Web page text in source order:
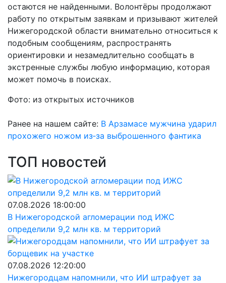
остаются не найденными. Волонтёры продолжают
работу по открытым заявкам и призывают жителей
Нижегородской области внимательно относиться к
подобным сообщениям, распространять
ориентировки и незамедлительно сообщать в
экстренные службы любую информацию, которая
может помочь в поисках.
Фото: из открытых источников
Ранее на нашем сайте: В Арзамасе мужчина ударил
прохожего ножом из‑за выброшенного фантика
ТОП новостей
07.08.2026 18:00:00
В Нижегородской агломерации под ИЖС
определили 9,2 млн кв. м территорий
07.08.2026 12:20:00
Нижегородцам напомнили, что ИИ штрафует за